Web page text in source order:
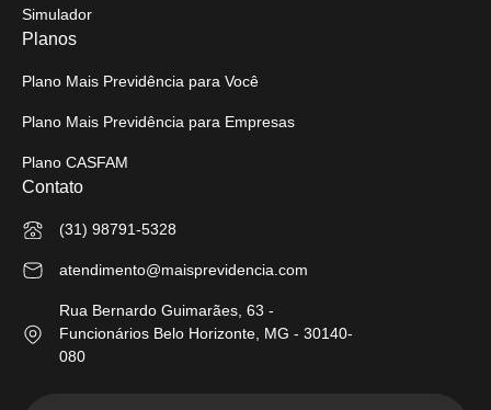
Simulador
Planos
Plano Mais Previdência para Você
Plano Mais Previdência para Empresas
Plano CASFAM
Contato
(31) 98791-5328
atendimento@maisprevidencia.com
Rua Bernardo Guimarães, 63 -
Funcionários Belo Horizonte, MG - 30140-
080